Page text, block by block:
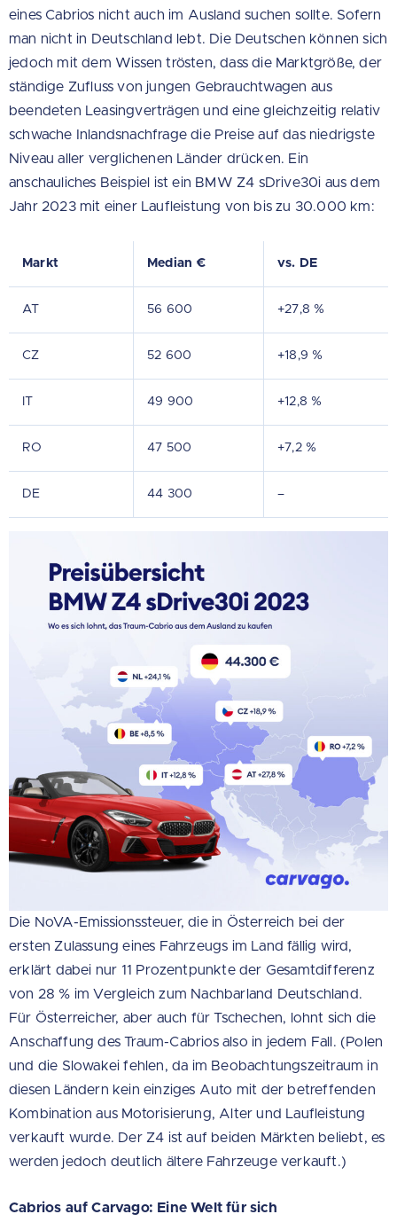
eines Cabrios nicht auch im Ausland suchen sollte. Sofern
man nicht in Deutschland lebt. Die Deutschen können sich
jedoch mit dem Wissen trösten, dass die Marktgröße, der
ständige Zufluss von jungen Gebrauchtwagen aus
beendeten Leasingverträgen und eine gleichzeitig relativ
schwache Inlandsnachfrage die Preise auf das niedrigste
Niveau aller verglichenen Länder drücken. Ein
anschauliches Beispiel ist ein BMW Z4 sDrive30i aus dem
Jahr 2023 mit einer Laufleistung von bis zu 30.000 km:
Markt Median € vs. DE
AT 56 600 +27,8 %
CZ 52 600 +18,9 %
49 900 +12,8 %
RO 47 500 +7,2 %
DE 44 300 –
Die NoVA-Emissionssteuer, die in Österreich bei der
ersten Zulassung eines Fahrzeugs im Land fällig wird,
erklärt dabei nur 11 Prozentpunkte der Gesamtdifferenz
von 28 % im Vergleich zum Nachbarland Deutschland.
Für Österreicher, aber auch für Tschechen, lohnt sich die
Anschaffung des Traum-Cabrios also in jedem Fall. (Polen
und die Slowakei fehlen, da im Beobachtungszeitraum in
diesen Ländern kein einziges Auto mit der betreffenden
Kombination aus Motorisierung, Alter und Laufleistung
verkauft wurde. Der Z4 ist auf beiden Märkten beliebt, es
werden jedoch deutlich ältere Fahrzeuge verkauft.)
Cabrios auf Carvago: Eine Welt für sich